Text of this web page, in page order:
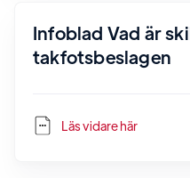
Infoblad Vad är
takfotsbeslagen
Läs vidare här